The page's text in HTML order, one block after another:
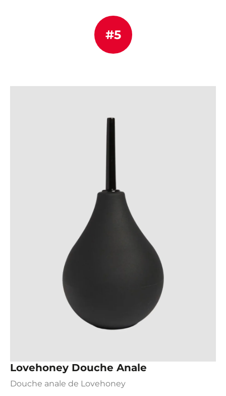
#5
Lovehoney Douche Anale
Douche anale de Lovehoney